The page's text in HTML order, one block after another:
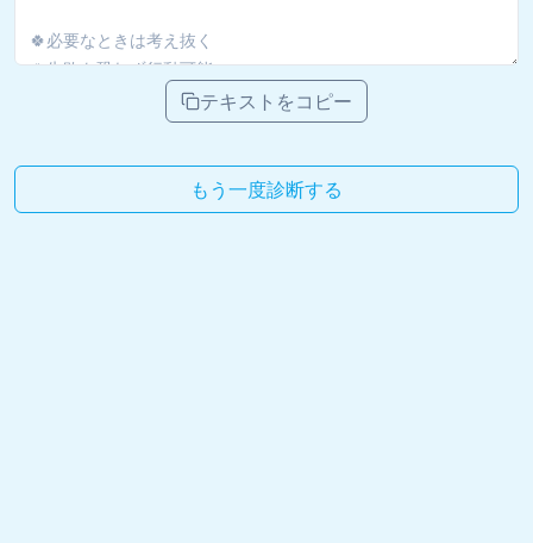
テキストをコピー
もう一度診断する